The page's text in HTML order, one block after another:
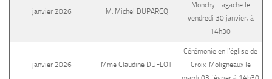
janvier 2026 M. Michel DUPARCQ
Monchy-Lagache le
vendredi 30 janvier, à
14h30
janvier 2026 Mme Claudine DUFLOT
Cérémonie en l’église de
Croix-Moligneaux le